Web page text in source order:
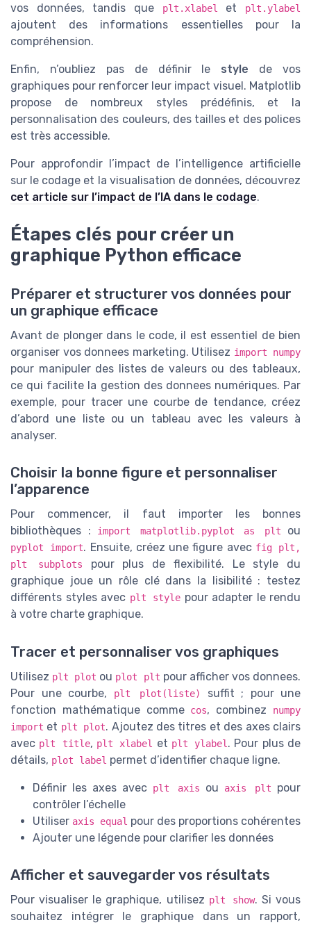
vos données, tandis que
plt.xlabel et plt.ylabel
ajoutent des informations essentielles pour la
compréhension.
Enfin, n’oubliez pas de définir le style de vos
graphiques pour renforcer leur impact visuel. Matplotlib
propose de nombreux styles prédéfinis, et la
personnalisation des couleurs, des tailles et des polices
est très accessible.
Pour approfondir l’impact de l’intelligence artificielle
sur le codage et la visualisation de données, découvrez
cet article sur l’impact de l’IA dans le codage.
Étapes clés pour créer un
graphique Python efficace
Préparer et structurer vos données pour
un graphique efficace
Avant de plonger dans le code, il est essentiel de bien
organiser vos donnees marketing. Utilisez import numpy
pour manipuler des listes de valeurs ou des tableaux,
ce qui facilite la gestion des donnees numériques. Par
exemple, pour tracer une courbe de tendance, créez
d’abord une liste ou un tableau avec les valeurs à
analyser.
Choisir la bonne figure et personnaliser
l’apparence
Pour commencer, il faut importer les bonnes
bibliothèques :
import matplotlib.pyplot as plt ou
pyplot import. Ensuite, créez une figure avec fig plt,
plt subplots
pour plus de flexibilité. Le style du
graphique joue un rôle clé dans la lisibilité : testez
différents styles avec plt style pour adapter le rendu
à votre charte graphique.
Tracer et personnaliser vos graphiques
Utilisez plt plot ou plot plt pour afficher vos donnees.
Pour une courbe,
plt plot(liste)
suffit ; pour une
fonction mathématique comme cos, combinez
numpy
import et plt plot. Ajoutez des titres et des axes clairs
avec plt title, plt xlabel et plt ylabel . Pour plus de
détails, plot label permet d’identifier chaque ligne.
Définir les axes avec plt axis ou axis plt
pour
contrôler l’échelle
Utiliser axis equal pour des proportions cohérentes
Ajouter une légende pour clarifier les données
Afficher et sauvegarder vos résultats
Pour visualiser le graphique, utilisez plt show. Si vous
souhaitez intégrer le graphique dans un rapport,